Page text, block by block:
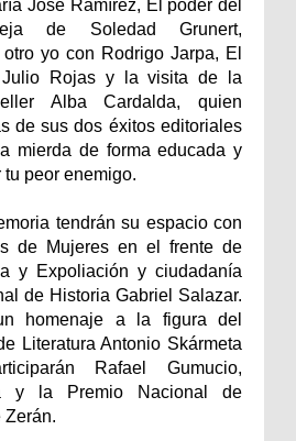
José Ramírez, El poder del
de Soledad Grunert,
yo con Rodrigo Jarpa, El
Rojas y la visita de la
Alba Cardalda, quien
de sus dos éxitos editoriales
mierda de forma educada y
peor enemigo.
tendrán su espacio con
de Mujeres en el frente de
y Expoliación y ciudadanía
de Historia Gabriel Salazar.
homenaje a la figura del
Literatura Antonio Skármeta
Rafael Gumucio,
y la Premio Nacional de
Zerán.